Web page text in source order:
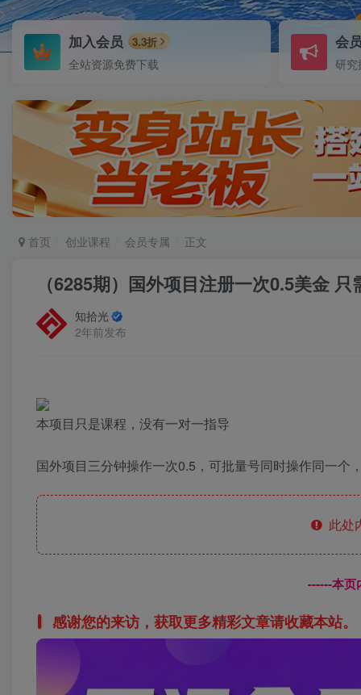
加入会员 3.3折
全站资源免费下载
会
研究
首页 创业课程 会员专属 正文
（6285期）国外项目注册一次0.5美金
知拾光
2年前发布
本项目只是课程，没有一对一指导
国外项目三分钟操作一次0.5，可批量号同时操作同一个
此处
------本页
感谢您的来访，获取更多精彩文章请收藏本站。